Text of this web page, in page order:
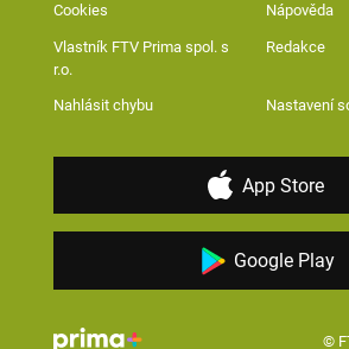
Cookies Nápověda
Vlastník FTV Prima spol. s
r.o.
Redakce
Nahlásit chybu Nastavení
App Store
Google Play
©